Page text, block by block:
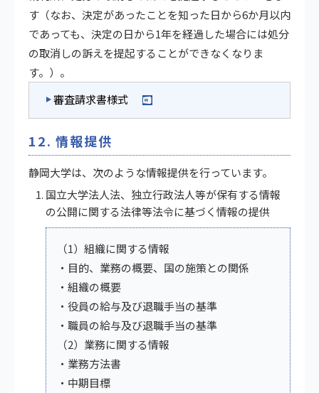
す（なお、決定があったことを知った日から6か月以内
であっても、決定の日から1年を経過した場合には処分
の取消しの訴えを提起することができなくなりま
す。）。
審査請求書様式
12. 情報提供
静岡大学は、次のような情報提供を行っています。
国立大学法人法、独立行政法人等が保有する情報
の公開に関する法律等法令に基づく情報の提供
（1）組織に関する情報
・目的、業務の概要、国の施策との関係
・組織の概要
・役員の給与及び退職手当の基準
・職員の給与及び退職手当の基準
（2）業務に関する情報
・業務方法書
・中期目標